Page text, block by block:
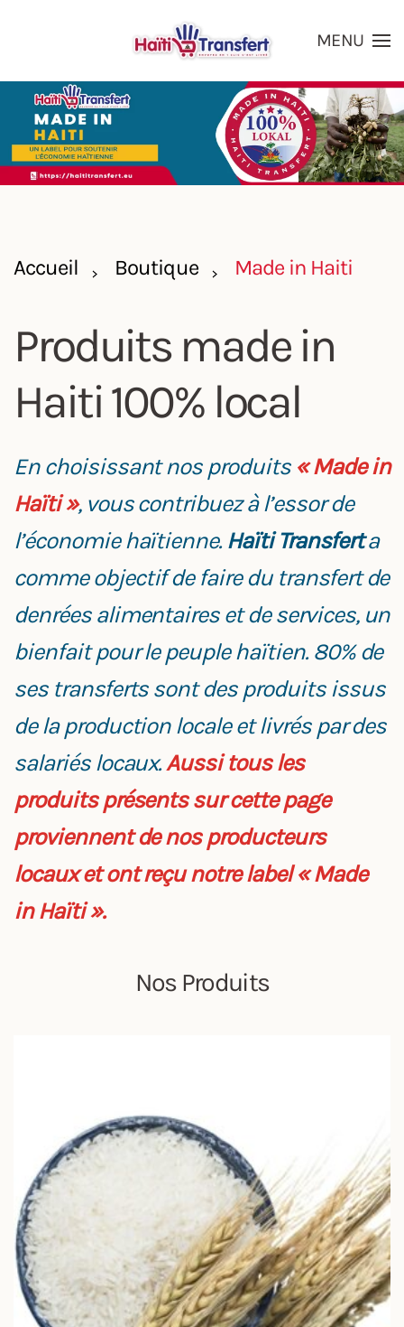
Skip to main content
MENU
Accueil Boutique Made in Haiti
Produits made in
Haiti100% local
En choisissant nos produits « Made in
Haïti », vous contribuez à l’essor de
l’économie haïtienne.Haïti Transferta
comme objectif de faire du transfert de
denrées alimentaires et de services, un
bienfait pour le peuple haïtien. 80% de
ses transferts sont des produits issus
de la production locale et livrés par des
salariés locaux.Aussi tous les
produits présents sur cette page
proviennent de nos producteurs
locaux et ont reçu notre label « Made
in Haïti ».
Nos Produits